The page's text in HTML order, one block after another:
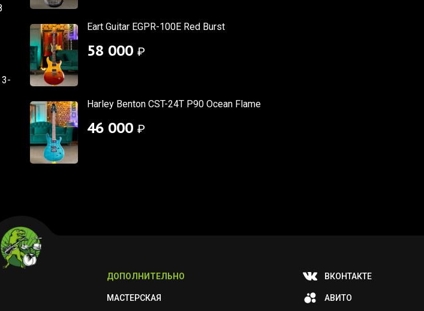
Eart Guitar EGPR-100E Red Burst
58 000 ₽
Harley Benton CST-24T P90 Ocean Flame
46 000 ₽
ДОПОЛНИТЕЛЬНО
МАСТЕРСКАЯ
ВКОНТАКТЕ
АВИТО